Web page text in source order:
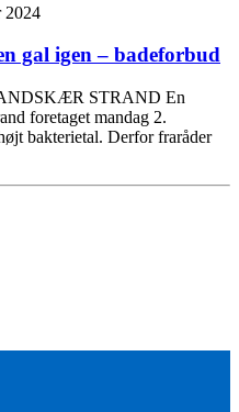
2024
gal igen – badeforbud
STRAND En
foretaget mandag 2.
bakterietal. Derfor fraråder